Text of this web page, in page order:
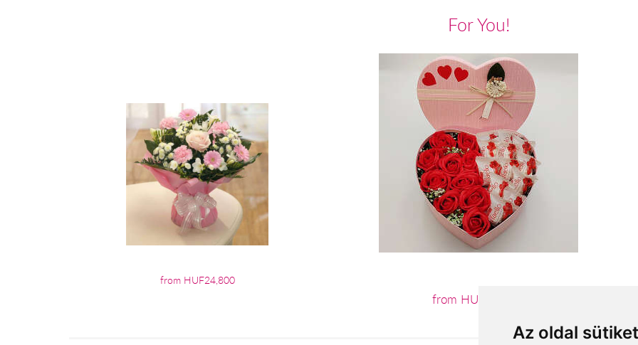
Az oldal
For You!
from HUF24,800
from HUF14,240